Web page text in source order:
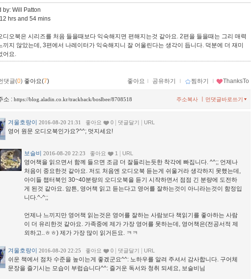
by: Will Patton
hrs and 54 mins
디오북은 시리즈를 처음 들을때보다 익숙해지면 편해지는것 같아요. 2편을 들을때는 그리 매력
끼지 않았는데, 3편에서 나레이터가 익숙해지니 잘 어울린다는 생각이 듭니다. 덕분에 더 재미
어요.
댓글(0) 좋아요(7) 좋아요 ｌ 공유하기 ｌ 찜하기 ｌ ThanksTo
소 : https://blog.aladin.co.kr/trackback/boslbee/8708518 먼댓글바로쓰기
주소복사
겨울호랑이 2016-08-20 21:31 좋아요 0 댓글달기 URL
영어 원문 오디오북인가요?^^; 멋지세요!
보슬비 2016-08-20 22:23 좋아요 1 URL
영어책을 읽으면서 함께 들으면 조금 더 잘들리는듯한 착각에 빠집니다. ^^;; 언제나
처음이 중요한것 같아요. 저도 처음엔 오디오북 듣는게 쉬울거라 생각하지 못했는데,
아이들 챕터북인 30~40분량의 오디오북을 듣기 시작하면서 점점 긴 분량에 도전하
게 된것 같아요. 암튼, 영어책 읽고 듣는다고 영어를 잘하는것이 아니라는것이 함정입
니다.^-^;;
언제나 느끼지만 영어책 읽는것은 영어를 잘하는 사람보다 책읽기를 좋아하는 사람
이 더 유리한것 같아요. 가족중에 제가 가장 영어를 못하는데, 영어책은(전공서적 제
외하고..ㅎㅎ) 제가 가장 많이 읽거든요. ㅋㅋ
겨울호랑이 2016-08-20 22:25 좋아요 0 댓글달기 URL
쉬운 책에서 점차 수준을 높이는게 좋겠군요^^: 노하우를 알려 주셔서 감사합니다. 구어체
문장을 즐기시는 모습이 부럽습니다^^: 즐거운 독서와 청취 되세요, 보슬비님